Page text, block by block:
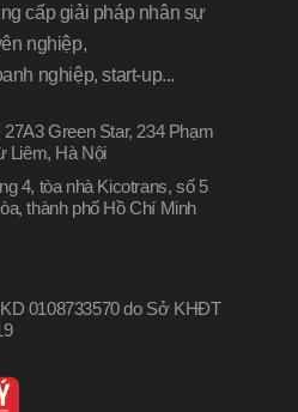
cấp giải pháp nhân sự
nghiệp,
nghiệp, start-up...
27A3 Green Star, 234 Phạm
Liêm, Hà Nội
4, tòa nhà Kicotrans, số 5
thành phố Hồ Chí Minh
0108733570 do Sở KHĐT